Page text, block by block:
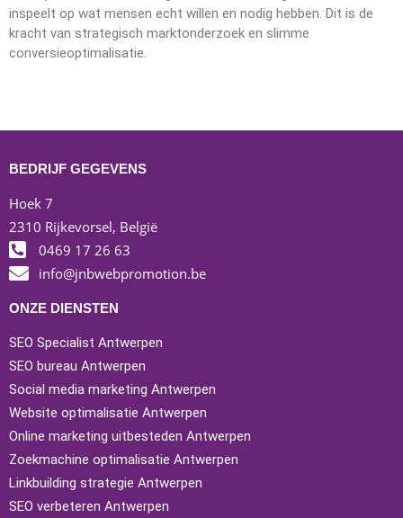
inspeelt op wat mensen echt willen en nodig hebben. Dit is de
kracht van strategisch marktonderzoek en slimme
conversieoptimalisatie.
BEDRIJF GEGEVENS
Hoek 7
2310 Rijkevorsel, België
0469 17 26 63
info@jnbwebpromotion.be
ONZE DIENSTEN
SEO Specialist Antwerpen
SEO bureau Antwerpen
Social media marketing Antwerpen
Website optimalisatie Antwerpen
Online marketing uitbesteden Antwerpen
Zoekmachine optimalisatie Antwerpen
Linkbuilding strategie Antwerpen
SEO verbeteren Antwerpen